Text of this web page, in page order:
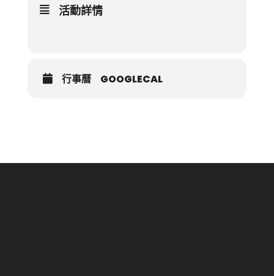
活動詳情
行事曆 GOOGLECAL